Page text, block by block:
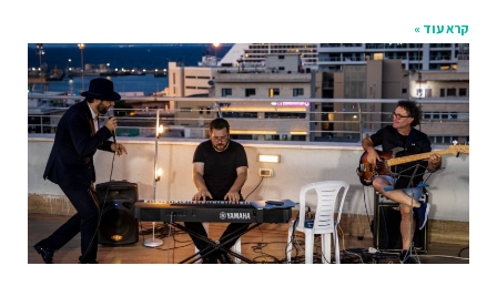
קרא עוד »